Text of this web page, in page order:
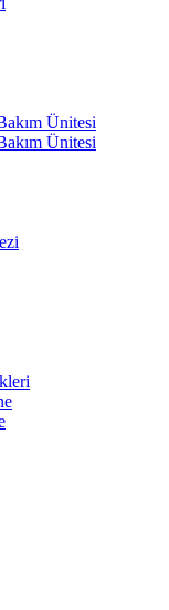
Ünitesi
Ünitesi